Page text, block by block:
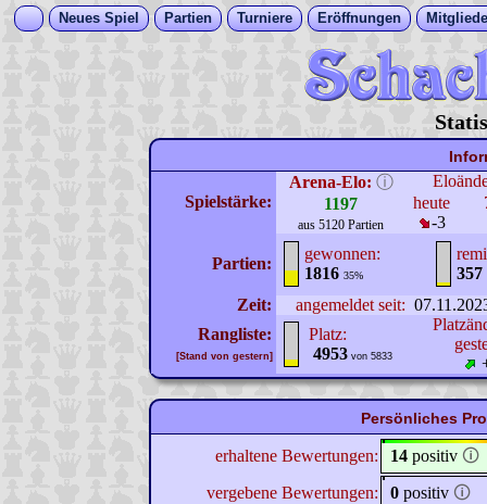
Neues Spiel Partien Turniere Eröffnungen
Spielstärke:
Arena-Elo: ⓘ
1197
aus 5120 Partien
heute
-3
Partien:
gewonnen:
1816 35%
357
Zeit:
angemeldet seit:
Rangliste:
[Stand von gestern]
Platz:
4953 von 5833
Persönliches
erhaltene Bewertungen: 14 positiv 🛈
vergebene Bewertungen:
0 positiv 🛈